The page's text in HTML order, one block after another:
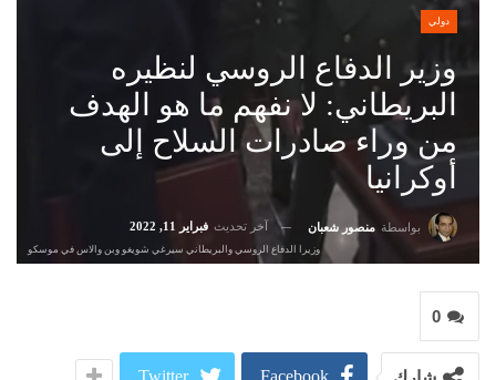
دولي
وزير الدفاع الروسي لنظيره
البريطاني: لا نفهم ما هو الهدف
من وراء صادرات السلاح إلى
أوكرانيا
بواسطة منصور شعبان آخر تحديث فبراير 11, 2022
وزيرا الدفاع الروسي والبريطاني سيرغي شويغو وبن والاس في موسكو
0
Facebook
Twitter